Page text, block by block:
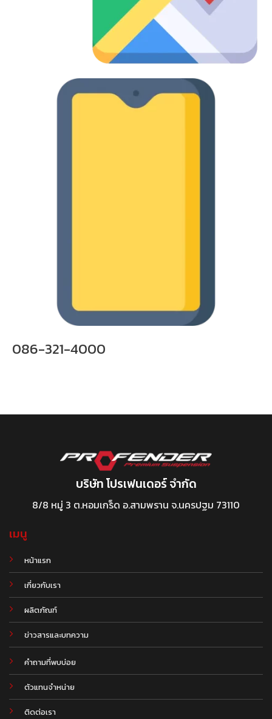
086-321-4000
บริษัท โปรเฟนเดอร์ จำกัด
8/8 หมู่ 3 ต.หอมเกร็ด อ.สามพราน จ.นครปฐม 73110
เมนู
หน้าแรก
เกี่ยวกับเรา
ผลิตภัณฑ์
ข่าวสารและบทความ
.
คำถามที่พบบ่อย
ตัวแทนจำหน่าย
ติดต่อเรา